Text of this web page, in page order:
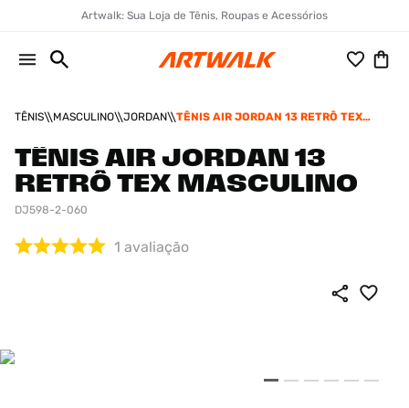
Artwalk: Sua Loja de Tênis, Roupas e Acessórios
TÊNIS MASCULINO JORDAN
TÊNIS AIR JORDAN 13 RETRÔ TEX
TÊNIS AIR JORDAN 13
RETRÔ TEX MASCULINO
DJ598-2-060
1 avaliação